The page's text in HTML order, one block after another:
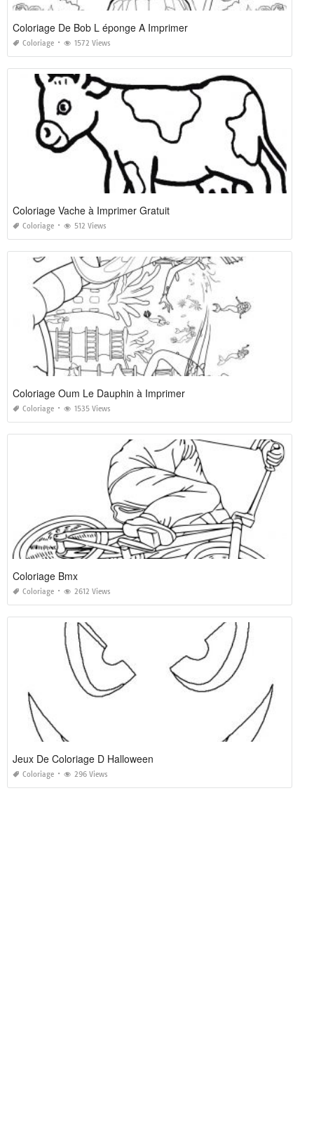
Coloriage De Bob L éponge A Imprimer
Coloriage 1572 Views
Coloriage Vache à Imprimer Gratuit
Coloriage 512 Views
Coloriage Oum Le Dauphin à Imprimer
Coloriage 1535 Views
Coloriage Bmx
Coloriage 2612 Views
Jeux De Coloriage D Halloween
Coloriage 296 Views